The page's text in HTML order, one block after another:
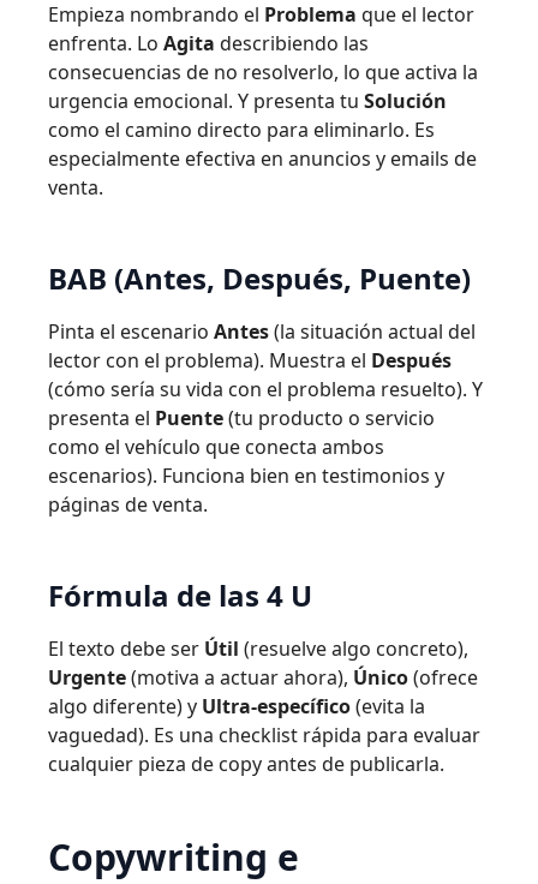
Empieza nombrando el Problema que el lector
enfrenta. Lo Agita describiendo las
consecuencias de no resolverlo, lo que activa la
urgencia emocional. Y presenta tu Solución
como el camino directo para eliminarlo. Es
especialmente efectiva en anuncios y emails de
venta.
BAB (Antes, Después, Puente)
Pinta el escenario Antes(la situación actual del
lector con el problema). Muestra el Después
(cómo sería su vida con el problema resuelto). Y
presenta el Puente(tu producto o servicio
como el vehículo que conecta ambos
escenarios). Funciona bien en testimonios y
páginas de venta.
Fórmula de las 4 U
El texto debe ser Útil (resuelve algo concreto),
Urgente(motiva a actuar ahora), Único(ofrece
algo diferente) y Ultra-específico(evita la
vaguedad). Es una checklist rápida para evaluar
cualquier pieza de copy antes de publicarla.
Copywriting e